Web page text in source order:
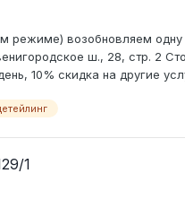
возобновляем одну
ш., 28, стр. 2
10% скидка на другие
1